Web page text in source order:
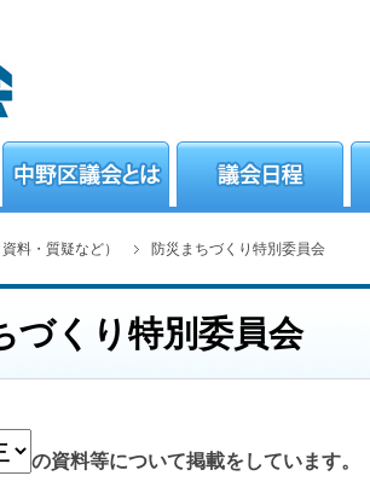
料・質疑など） 防災まちづくり特別委員会
づくり特別委員会
の資料等について掲載をしています。